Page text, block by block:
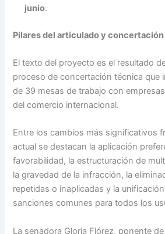
junio.
Pilares del articulado y
El texto del proyecto es el resultado
proceso de concertación técnica que
de 39 mesas de trabajo con
del comercio internacional.
Entre los cambios más significativos
actual se destacan la aplicación
favorabilidad, la estructuración de
la gravedad de la infracción, la
repetidas o inaplicadas y la
sanciones comunes para todos los
La senadora Gloria Flórez, ponente